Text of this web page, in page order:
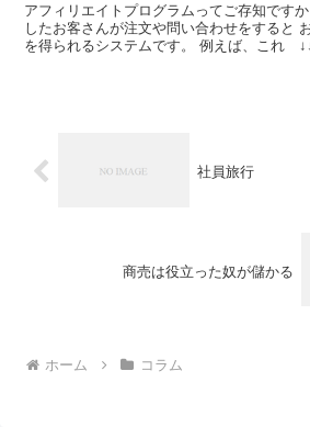
アフィリエイトプログラムってご存知です
したお客さんが注文や問い合わせをすると
を得られるシステムです。 例えば、これ
社員旅行
商売は役立った奴が儲かる
ホーム コラム